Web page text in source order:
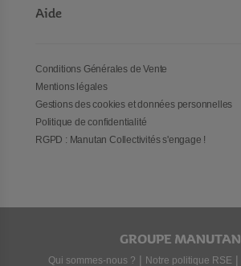
Aide
Conditions Générales de Vente
Mentions légales
Gestions des cookies et données personnelles
Politique de confidentialité
RGPD : Manutan Collectivités s'engage !
GROUPE MANUTAN
Qui sommes-nous ? | Notre politique RSE |